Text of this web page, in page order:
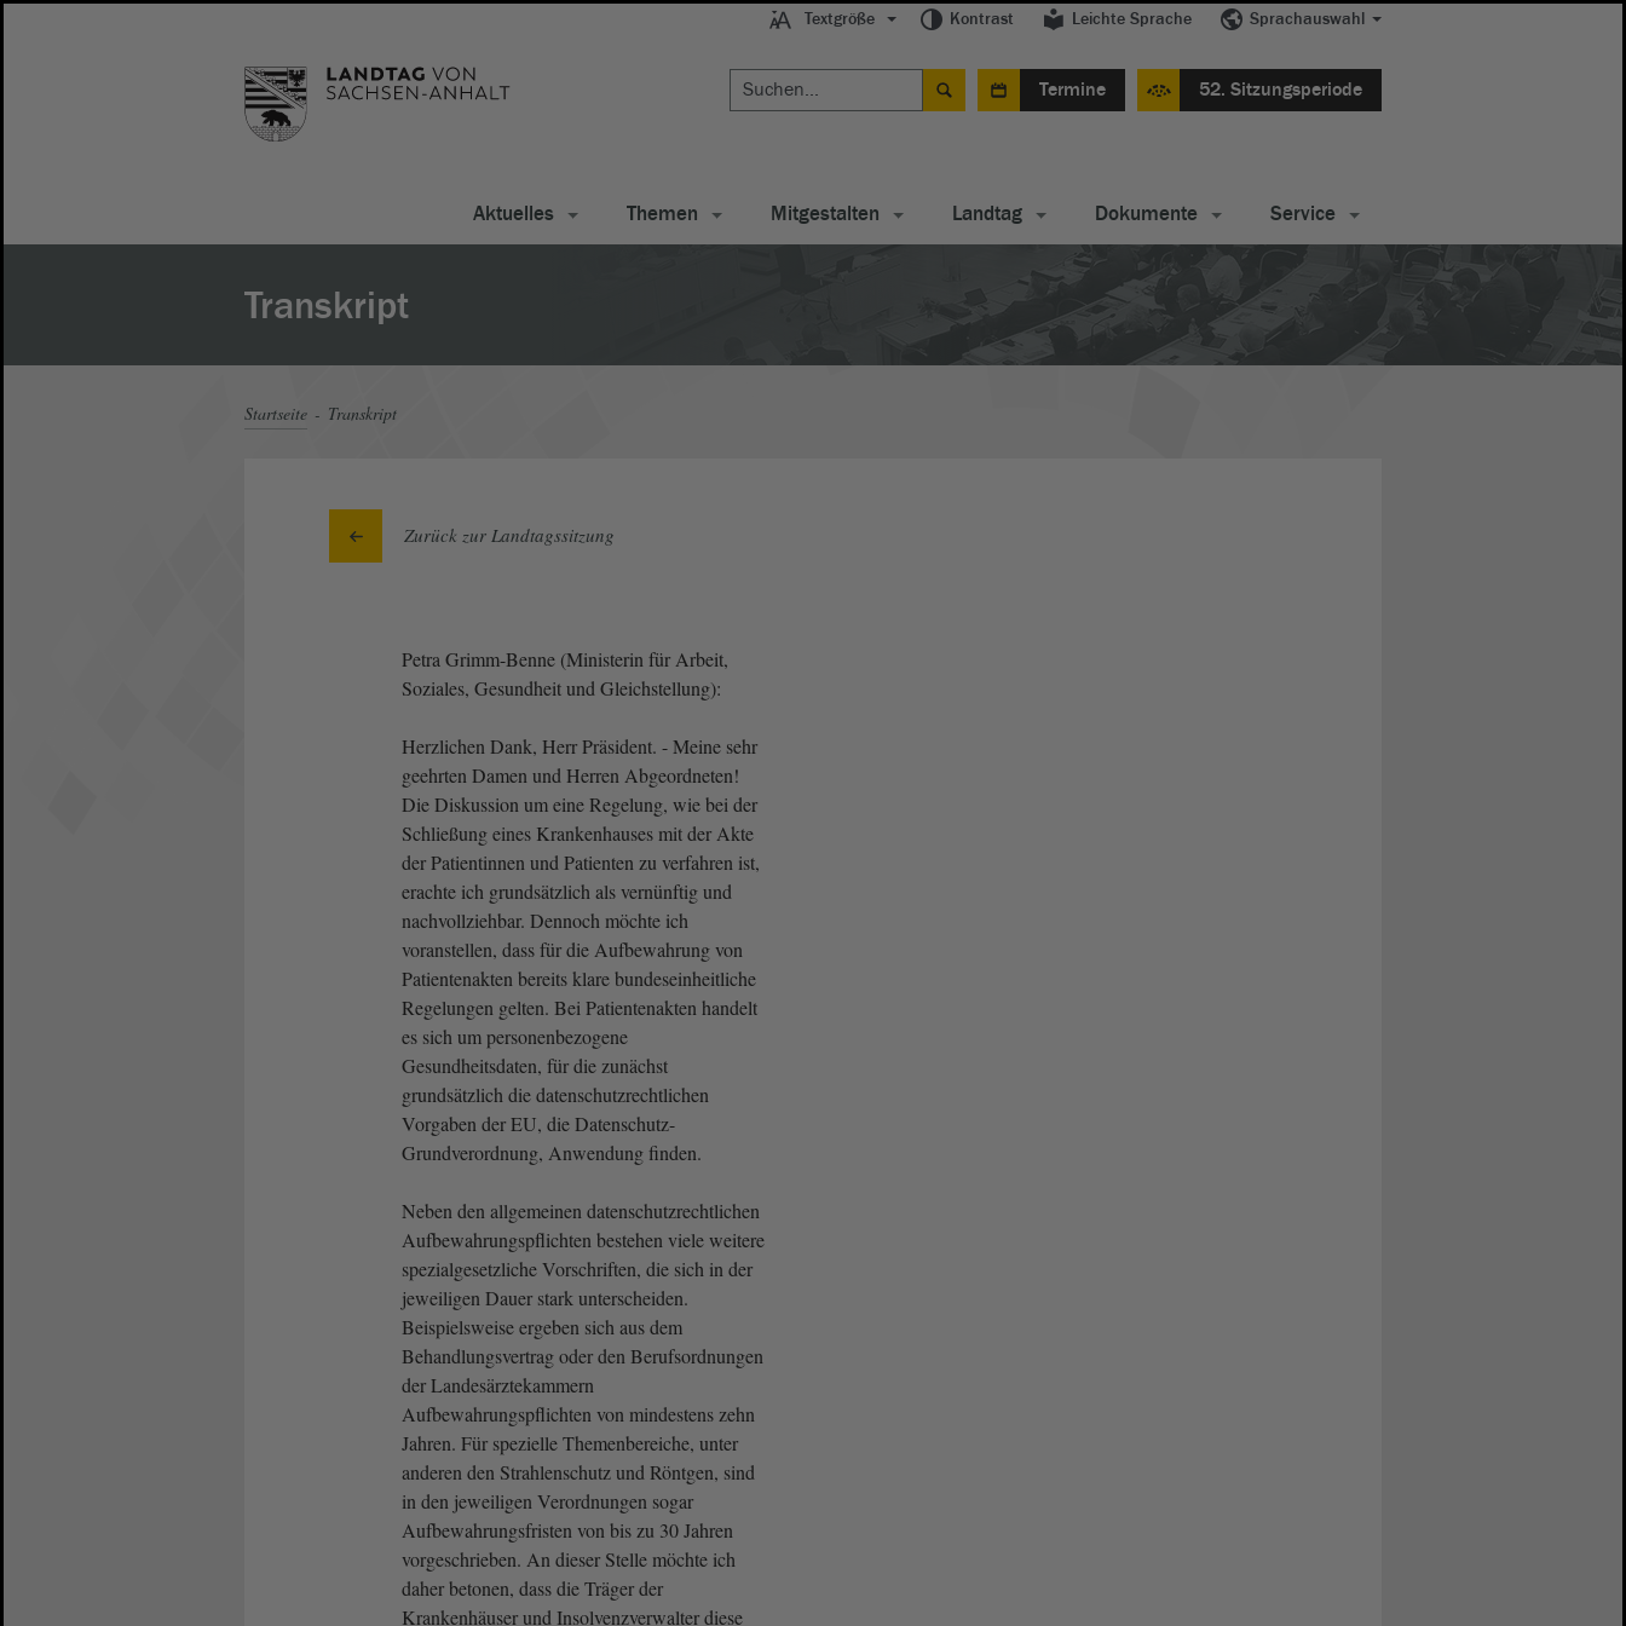
Textgröße Kontrast Leichte Sprache Sprachauswahl
Termine 52. Sitzungsperiode
Aktuelles Themen Mitgestalten Landtag Dokumente Service
Transkript
Startseite Transkript
Zurück zur Landtagssitzung
Petra Grimm-Benne (Ministerin für Arbeit,
Soziales, Gesundheit und Gleichstellung):
Herzlichen Dank, Herr Präsident. - Meine sehr
geehrten Damen und Herren Abgeordneten!
Die Diskussion um eine Regelung, wie bei der
Schließung eines Krankenhauses mit der Akte
der Patientinnen und Patienten zu verfahren ist,
erachte ich grundsätzlich als vernünftig und
nachvollziehbar. Dennoch möchte ich
voranstellen, dass für die Aufbewahrung von
Patientenakten bereits klare bundeseinheitliche
Regelungen gelten. Bei Patientenakten handelt
es sich um personenbezogene
Gesundheitsdaten, für die zunächst
grundsätzlich die datenschutzrechtlichen
Vorgaben der EU, die Datenschutz-
Grundverordnung, Anwendung finden.
Neben den allgemeinen datenschutzrechtlichen
Aufbewahrungspflichten bestehen viele weitere
spezialgesetzliche Vorschriften, die sich in der
jeweiligen Dauer stark unterscheiden.
Beispielsweise ergeben sich aus dem
Behandlungsvertrag oder den Berufsordnungen
der Landesärztekammern
Aufbewahrungspflichten von mindestens zehn
Jahren. Für spezielle Themenbereiche, unter
anderen den Strahlenschutz und Röntgen, sind
in den jeweiligen Verordnungen sogar
Aufbewahrungsfristen von bis zu 30 Jahren
vorgeschrieben. An dieser Stelle möchte ich
daher betonen, dass die Träger der
Krankenhäuser und Insolvenzverwalter diese